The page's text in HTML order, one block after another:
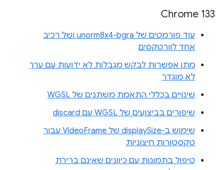
Chrome 133
עוד פורמטים של unorm8x4-bgra ושל רכיב
אחד לוורטקסים
מתן אפשרות לבקש מגבלות לא ידועות עם ערך
לא מוגדר
שינויים בכללי התאמת משתנים של WGSL
שיפורים בביצועים של WGSL עם discard
שימוש ב-displaySize של VideoFrame עבור
טקסטורות חיצוניות
טיפול בתמונות עם כיוונים שאינם ברירת